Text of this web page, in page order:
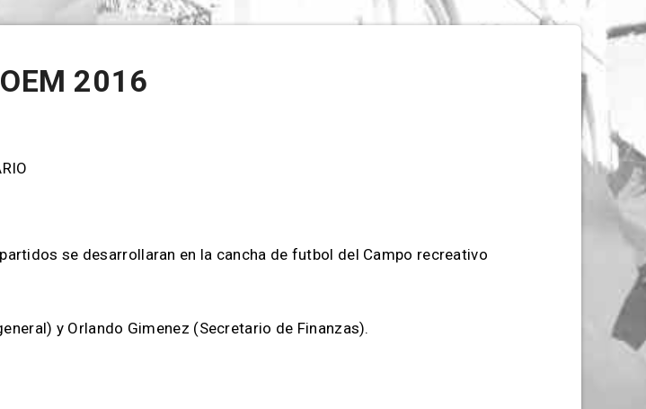
2016
se desarrollaran en la cancha de futbol del Campo recreativo
y Orlando Gimenez (Secretario de Finanzas).